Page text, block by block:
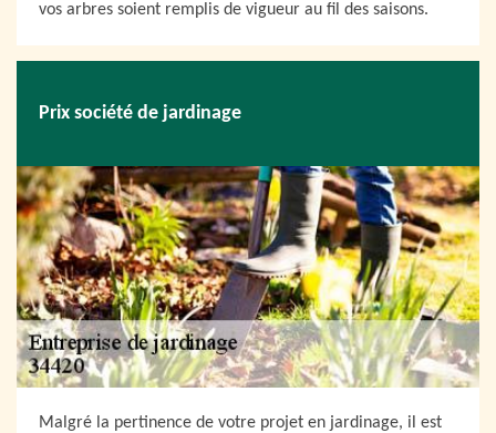
vos arbres soient remplis de vigueur au fil des saisons.
Prix société de jardinage
Malgré la pertinence de votre projet en jardinage, il est